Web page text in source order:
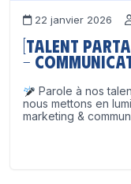
22 janvier 2026
[Talent
–
Parole à nos
nous mettons en
marketing &